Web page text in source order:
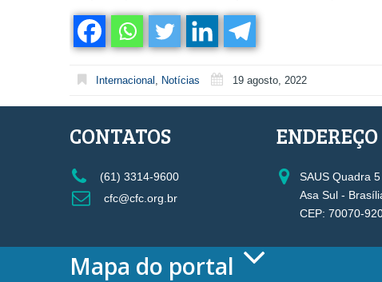
Internacional , Notícias 19 agosto, 2022
CONTATOS
(61) 3314-9600
cfc@cfc.org.br
ENDEREÇO
SAUS Quadra
Asa Sul -
CEP: 70070-
Mapa do portal